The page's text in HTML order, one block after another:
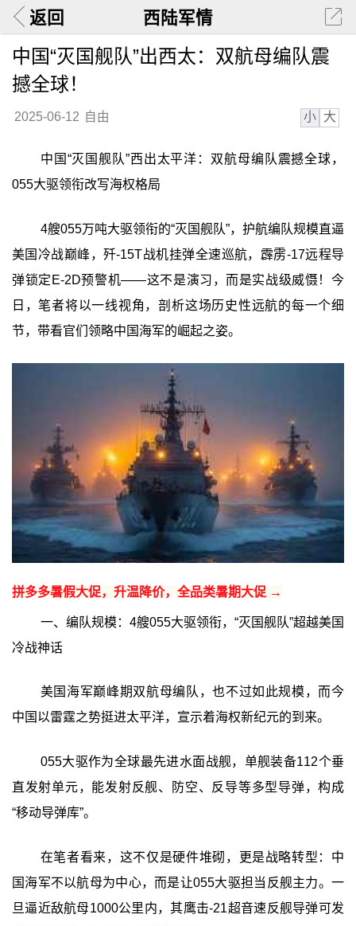
返回 西陆军情
中国“灭国舰队”出西太：双航母编队震
撼全球！
2025-06-12 自由 小 大
中国“灭国舰队”西出太平洋：双航母编队震撼全球，
055大驱领衔改写海权格局
4艘055万吨大驱领衔的“灭国舰队”，护航编队规模直逼
美国冷战巅峰，歼-15T战机挂弹全速巡航，霹雳-17远程导
弹锁定E-2D预警机——这不是演习，而是实战级威慑！今
日，笔者将以一线视角，剖析这场历史性远航的每一个细
节，带看官们领略中国海军的崛起之姿。
拼多多暑假大促，升温降价，全品类暑期大促 →
一、编队规模：4艘055大驱领衔，“灭国舰队”超越美国
冷战神话
美国海军巅峰期双航母编队，也不过如此规模，而今
中国以雷霆之势挺进太平洋，宣示着海权新纪元的到来。
055大驱作为全球最先进水面战舰，单舰装备112个垂
直发射单元，能发射反舰、防空、反导等多型导弹，构成
“移动导弹库”。
在笔者看来，这不仅是硬件堆砌，更是战略转型：中
国海军不以航母为中心，而是让055大驱担当反舰主力。一
旦逼近敌航母1000公里内，其鹰击-21超音速反舰导弹可发